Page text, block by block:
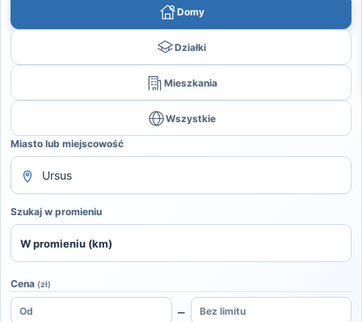
Domy
Działki
Mieszkania
Wszystkie
Miasto lub miejscowość
Szukaj w promieniu
Cena (zł)
–